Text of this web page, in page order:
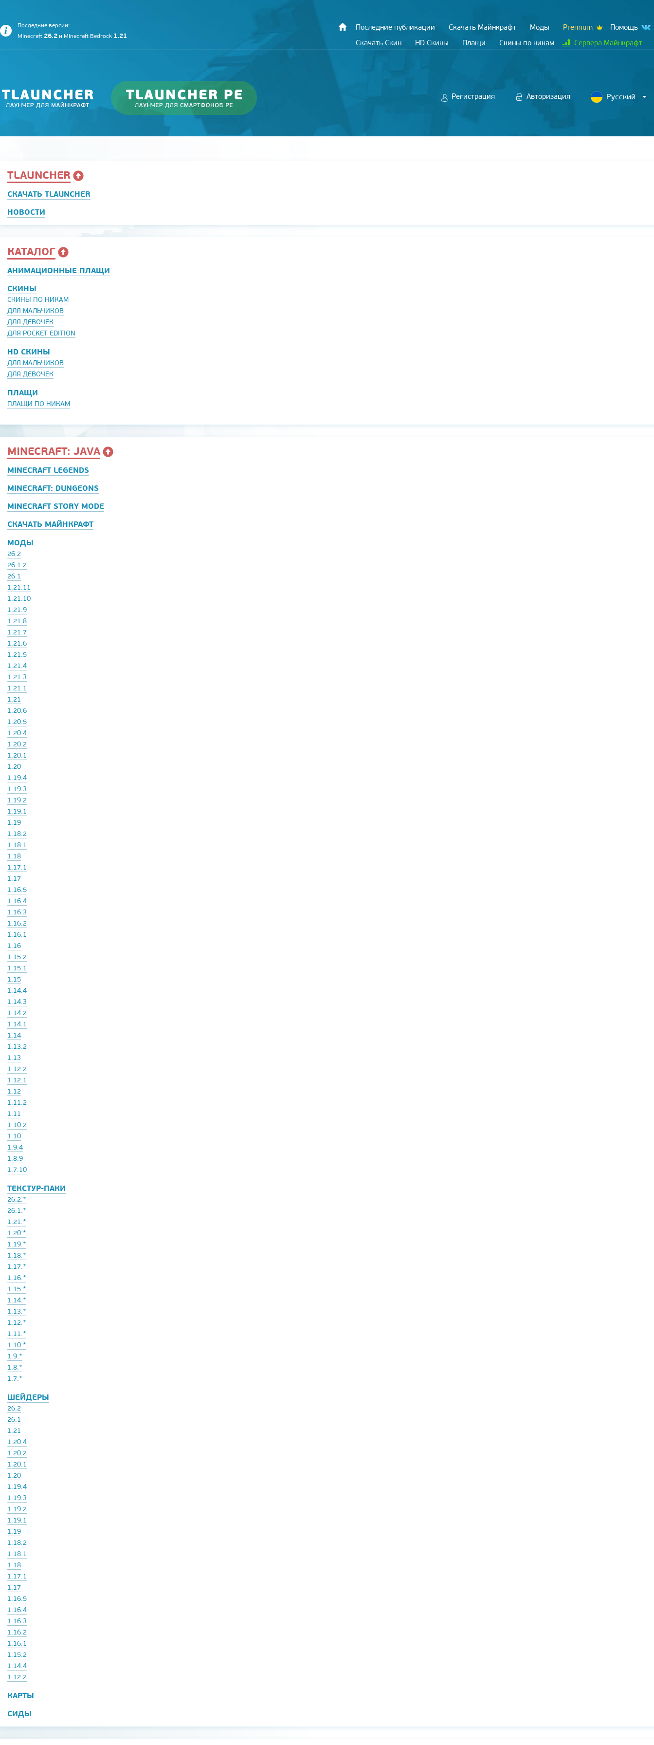
Последние версии:
Minecraft 26.2 и Minecraft Bedrock 1.21
Последние публикации Скачать Майнкрафт Моды Premium
Помощь
Скачать Скин
HD Скины Плащи Скины по никам Сервера Майнкрафт
Регистрация Авторизация
TLAUNCHER
СКАЧАТЬ TLAUNCHER
НОВОСТИ
КАТАЛОГ
АНИМАЦИОННЫЕ ПЛАЩИ
СКИНЫ
СКИНЫ ПО НИКАМ
ДЛЯ МАЛЬЧИКОВ
ДЛЯ ДЕВОЧЕК
ДЛЯ POCKET EDITION
HD СКИНЫ
ДЛЯ МАЛЬЧИКОВ
ДЛЯ ДЕВОЧЕК
ПЛАЩИ
ПЛАЩИ ПО НИКАМ
MINECRAFT: JAVA
MINECRAFT LEGENDS
MINECRAFT: DUNGEONS
MINECRAFT STORY MODE
СКАЧАТЬ МАЙНКРАФТ
МОДЫ
26.2
26.1.2
26.1
1.21.11
1.21.10
1.21.9
1.21.8
1.21.7
1.21.6
1.21.5
1.21.4
1.21.3
1.21.1
1.21
1.20.6
1.20.5
1.20.4
1.20.2
1.20.1
1.20
1.19.4
1.19.3
1.19.2
1.19.1
1.19
1.18.2
1.18.1
1.18
1.17.1
1.17
1.16.5
1.16.4
1.16.3
1.16.2
1.16.1
1.16
1.15.2
1.15.1
1.15
1.14.4
1.14.3
1.14.2
1.14.1
1.14
1.13.2
1.13
1.12.2
1.12.1
1.12
1.11.2
1.11
1.10.2
1.10
1.9.4
1.8.9
1.7.10
ТЕКСТУР-ПАКИ
26.2.*
26.1.*
1.21.*
1.20.*
1.19.*
1.18.*
1.17.*
1.16.*
1.15.*
1.14.*
1.13.*
1.12.*
1.11.*
1.10.*
1.9.*
1.8.*
1.7.*
ШЕЙДЕРЫ
26.2
26.1
1.21
1.20.4
1.20.2
1.20.1
1.20
1.19.4
1.19.3
1.19.2
1.19.1
1.19
1.18.2
1.18.1
1.18
1.17.1
1.17
1.16.5
1.16.4
1.16.3
1.16.2
1.16.1
1.15.2
1.14.4
1.12.2
КАРТЫ
СИДЫ